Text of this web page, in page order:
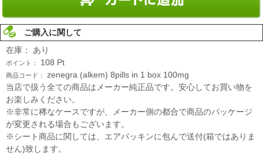
ご購入に関して
在庫： あり
ポイント： 108 Pt
商品コード：
zenegra (alkem) 8pills in 1 box 100mg
当店で扱う全ての商品はメーカー純正品です。安心してお買い物を
お楽しみください。
※非常に稀なケースですが、メーカー側の都合で商品のパッケージ
が変更される場合もございます。
※シート商品に関しては、エアパッキンに包んで送付(箱ではありま
せん)致します。